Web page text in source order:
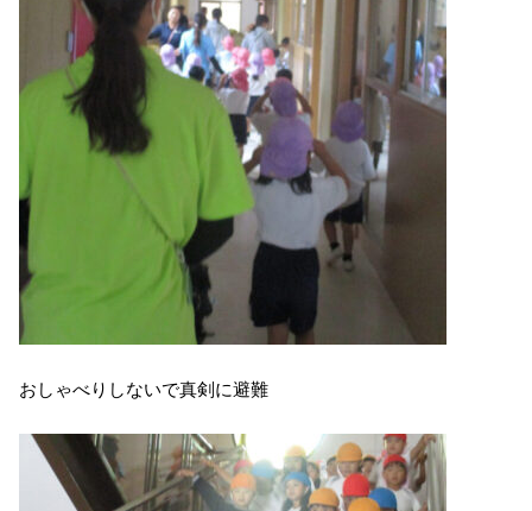
おしゃべりしないで真剣に避難